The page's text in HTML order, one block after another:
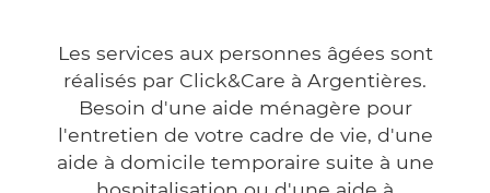
Les services aux personnes âgées sont
réalisés par Click&Care à Argentières.
Besoin d'une aide ménagère pour
l'entretien de votre cadre de vie, d'une
aide à domicile temporaire suite à une